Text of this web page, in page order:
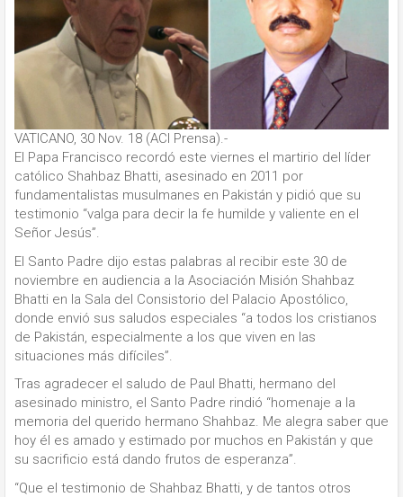
VATICANO, 30 Nov. 18 (ACI Prensa).-
El Papa Francisco recordó este viernes el martirio del líder
católico Shahbaz Bhatti, asesinado en 2011 por
fundamentalistas musulmanes en Pakistán y pidió que su
testimonio “valga para decir la fe humilde y valiente en el
Señor Jesús”.
El Santo Padre dijo estas palabras al recibir este 30 de
noviembre en audiencia a la Asociación Misión Shahbaz
Bhatti en la Sala del Consistorio del Palacio Apostólico,
donde envió sus saludos especiales “a todos los cristianos
de Pakistán, especialmente a los que viven en las
situaciones más difíciles”.
Tras agradecer el saludo de Paul Bhatti, hermano del
asesinado ministro, el Santo Padre rindió “homenaje a la
memoria del querido hermano Shahbaz. Me alegra saber que
hoy él es amado y estimado por muchos en Pakistán y que
su sacrificio está dando frutos de esperanza”.
“Que el testimonio de Shahbaz Bhatti, y de tantos otros